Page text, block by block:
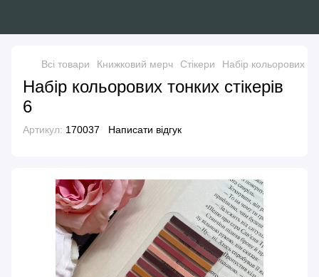
Всі товари Книжковий мерч Стікери Набір кольорових
Набір кольорових тонких стікерів
6
Артикул: 170037 Написати відгук